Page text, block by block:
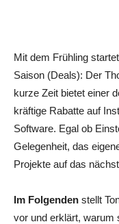
Mit dem Frühling
Saison (Deals): Der
kurze Zeit bietet einer
kräftige Rabatte auf
Software. Egal ob
Gelegenheit, das
Projekte auf das
Im Folgenden stellt
vor und erklärt, warum